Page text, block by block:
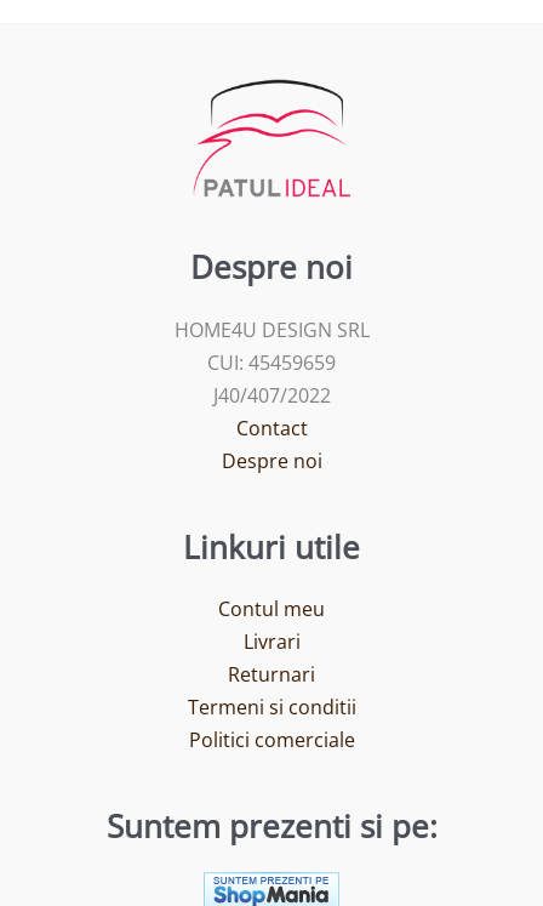
Despre noi
HOME4U DESIGN SRL
CUI: 45459659
J40/407/2022
Contact
Despre noi
Linkuri utile
Contul meu
Livrari
Returnari
Termeni si conditii
Politici comerciale
Suntem prezenti si pe: